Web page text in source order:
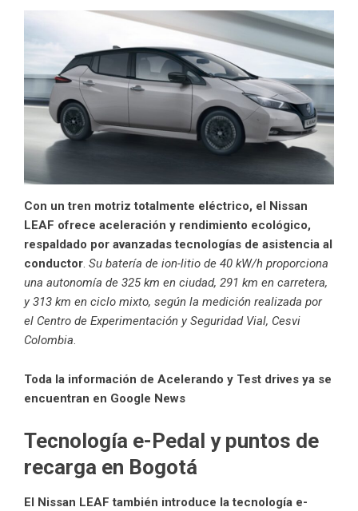
Con un tren motriz totalmente eléctrico, el Nissan
LEAF ofrece aceleración y rendimiento ecológico,
respaldado por avanzadas tecnologías de asistencia al
conductor. Su batería de ion-litio de 40 kW/h proporciona
una autonomía de 325 km en ciudad, 291 km en carretera,
y 313 km en ciclo mixto, según la medición realizada por
el Centro de Experimentación y Seguridad Vial, Cesvi
Colombia.
Toda la información de Acelerando y Test drives ya se
encuentran en Google News
Tecnología e-Pedal y puntos de
recarga en Bogotá
El Nissan LEAF también introduce la tecnología e-